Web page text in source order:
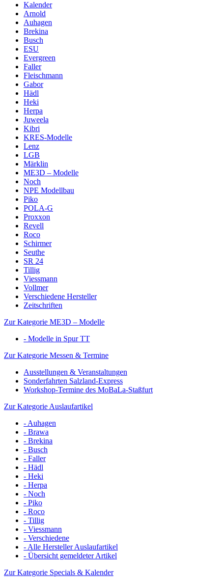
Kalender
Arnold
Auhagen
Brekina
Busch
ESU
Evergreen
Faller
Fleischmann
Gabor
Hädl
Heki
Herpa
Juweela
Kibri
KRES-Modelle
Lenz
LGB
Märklin
ME3D – Modelle
Noch
NPE Modellbau
Piko
POLA-G
Proxxon
Revell
Roco
Schirmer
Seuthe
SR 24
Tillig
Viessmann
Vollmer
Verschiedene Hersteller
Zeitschriften
Zur Kategorie ME3D – Modelle
- Modelle in Spur TT
Zur Kategorie Messen & Termine
Ausstellungen & Veranstaltungen
Sonderfahrten Salzland-Express
Workshop-Termine des MoBaLa-Staßfurt
Zur Kategorie Auslaufartikel
- Auhagen
- Brawa
- Brekina
- Busch
- Faller
- Hädl
- Heki
- Herpa
- Noch
- Piko
- Roco
- Tillig
- Viessmann
- Verschiedene
- Alle Hersteller Auslaufartikel
- Übersicht gemeldeter Artikel
Zur Kategorie Specials & Kalender